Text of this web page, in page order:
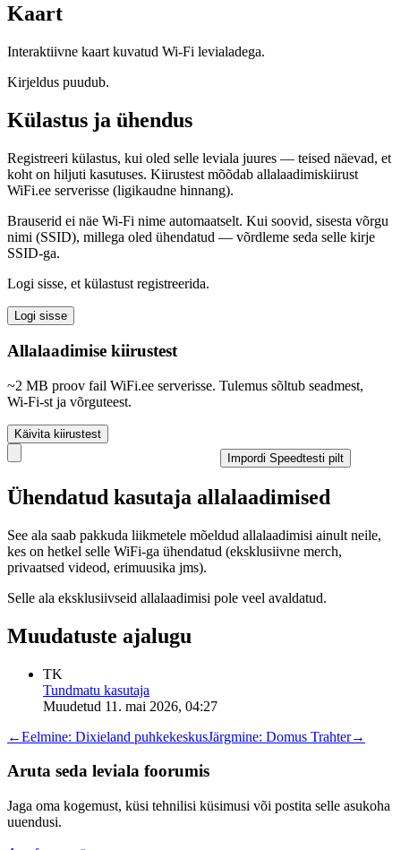
Kaart
Interaktiivne kaart kuvatud Wi-Fi levialadega.
Kirjeldus puudub.
Külastus ja ühendus
Registreeri külastus, kui oled selle leviala juures — teised näevad, et
koht on hiljuti kasutuses. Kiirustest mõõdab allalaadimiskiirust
WiFi.ee serverisse (ligikaudne hinnang).
Brauserid ei näe Wi‑Fi nime automaatselt. Kui soovid, sisesta võrgu
nimi (SSID), millega oled ühendatud — võrdleme seda selle kirje
SSID-ga.
Logi sisse, et külastust registreerida.
Logi sisse
Allalaadimise kiirustest
~2 MB proov fail WiFi.ee serverisse. Tulemus sõltub seadmest,
Wi‑Fi-st ja võrguteest.
Käivita kiirustest
Impordi Speedtesti pilt
Ühendatud kasutaja allalaadimised
See ala saab pakkuda liikmetele mõeldud allalaadimisi ainult neile,
kes on hetkel selle WiFi-ga ühendatud (eksklusiivne merch,
privaatsed videod, erimuusika jms).
Selle ala eksklusiivseid allalaadimisi pole veel avaldatud.
Muudatuste ajalugu
TK
Tundmatu kasutaja
Muudetud 11. mai 2026, 04:27
←Eelmine: Dixieland puhkekeskusJärgmine: Domus Trahter→
Aruta seda leviala foorumis
Jaga oma kogemust, küsi tehnilisi küsimusi või postita selle asukoha
uuendusi.